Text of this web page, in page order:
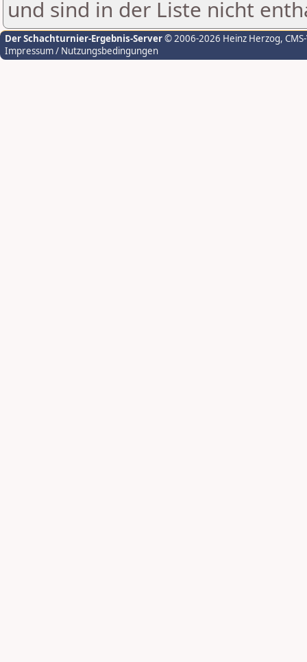
und sind in der Liste nicht
Der Schachturnier-Ergebnis-Server© 2006-2026 Heinz Herzog,
Impressum / Nutzungsbedingungen